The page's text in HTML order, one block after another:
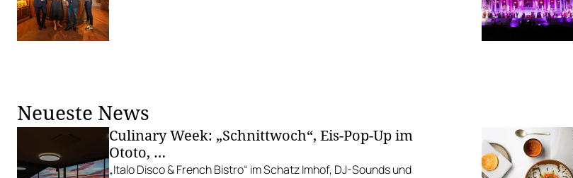
Neueste News
Culinary Week: „Schnittwoch“, Eis-Pop-Up im
Ototo, …
„Italo Disco & French Bistro“ im Schatz Imhof, DJ-Sounds und